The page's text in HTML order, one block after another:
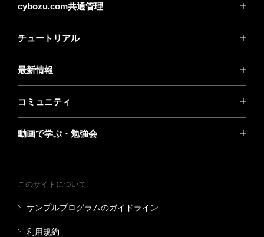
cybozu.com共通管理
チュートリアル
最新情報
コミュニティ
動画で学ぶ・勉強会
このサイトについて
サンプルプログラムのガイドライン
利用規約